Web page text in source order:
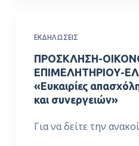
ΕΚΔΗΛΏΣΕΙΣ
ΠΡΟΣΚΛΗΣΗ-
ΕΠΙΜΕΛΗΤΗΡΙΟΥ-
«Ευκαιρίες
και συνεργειών»
Για να δείτε την